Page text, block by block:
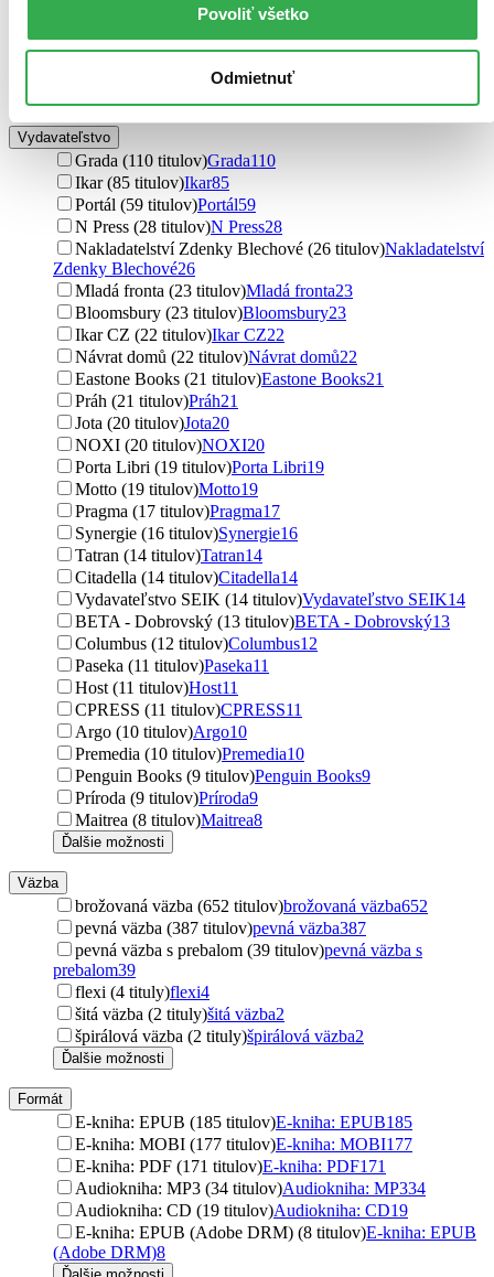
Povoliť všetko
Odmietnuť
Mark Leyner (7 titulov)Mark Leyner
Marek Herman (7 titulov)Marek Herman7
Eric Berne (7 titulov)Eric Berne
Vydavateľstvo
Grada (110 titulov)Grada110
Ikar (85 titulov)Ikar85
Portál (59 titulov)Portál59
N Press (28 titulov)N Press28
Nakladatelství Zdenky Blechové (26 titulov)Nakladatelství
Zdenky Blechové26
Mladá fronta (23 titulov)Mladá fronta23
Bloomsbury (23 titulov)Bloomsbury23
Ikar CZ (22 titulov)Ikar CZ22
Návrat domů (22 titulov)Návrat domů22
Eastone Books (21 titulov)Eastone Books21
Práh (21 titulov)Práh21
Jota (20 titulov)Jota20
NOXI (20 titulov)NOXI20
Porta Libri (19 titulov)Porta Libri19
Motto (19 titulov)Motto19
Pragma (17 titulov)Pragma17
Synergie (16 titulov)Synergie16
Tatran (14 titulov)Tatran14
Citadella (14 titulov)Citadella14
Vydavateľstvo SEIK (14 titulov)Vydavateľstvo SEIK14
BETA - Dobrovský (13 titulov)BETA - Dobrovský13
Columbus (12 titulov)Columbus12
Paseka (11 titulov)Paseka11
Host (11 titulov)Host11
CPRESS (11 titulov)CPRESS11
Argo (10 titulov)Argo10
Premedia (10 titulov)Premedia10
Penguin Books (9 titulov)Penguin Books9
Príroda (9 titulov)Príroda9
Maitrea (8 titulov)Maitrea8
Ďalšie možnosti
Väzba
brožovaná väzba (652 titulov)brožovaná väzba652
pevná väzba (387 titulov)pevná väzba387
pevná väzba s prebalom (39 titulov)pevná väzba s
prebalom39
flexi (4 tituly)flexi4
šitá väzba (2 tituly)šitá väzba2
špirálová väzba (2 tituly)špirálová väzba2
Ďalšie možnosti
Formát
E-kniha: EPUB (185 titulov)E-kniha: EPUB185
E-kniha: MOBI (177 titulov)E-kniha: MOBI177
E-kniha: PDF (171 titulov)E-kniha: PDF171
Audiokniha: MP3 (34 titulov)Audiokniha: MP334
Audiokniha: CD (19 titulov)Audiokniha: CD19
E-kniha: EPUB (Adobe DRM) (8 titulov)E-kniha: EPUB
(Adobe DRM)8